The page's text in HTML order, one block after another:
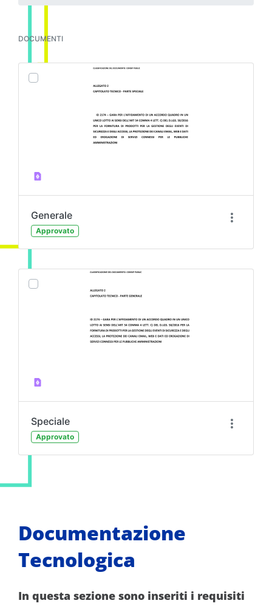
DOCUMENTI
Generale
Approvato
Speciale
Approvato
Documentazione
Tecnologica
In questa sezione sono inseriti i requisiti